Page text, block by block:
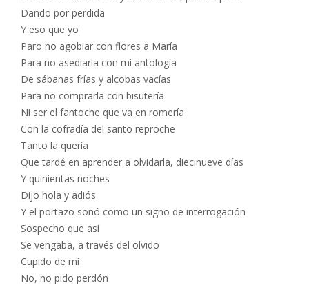
Dando por perdida
Y eso que yo
Paro no agobiar con flores a María
Para no asediarla con mi antología
De sábanas frías y alcobas vacías
Para no comprarla con bisutería
Ni ser el fantoche que va en romería
Con la cofradía del santo reproche
Tanto la quería
Que tardé en aprender a olvidarla, diecinueve días
Y quinientas noches
Dijo hola y adiós
Y el portazo sonó como un signo de interrogación
Sospecho que así
Se vengaba, a través del olvido
Cupido de mí
No, no pido perdón